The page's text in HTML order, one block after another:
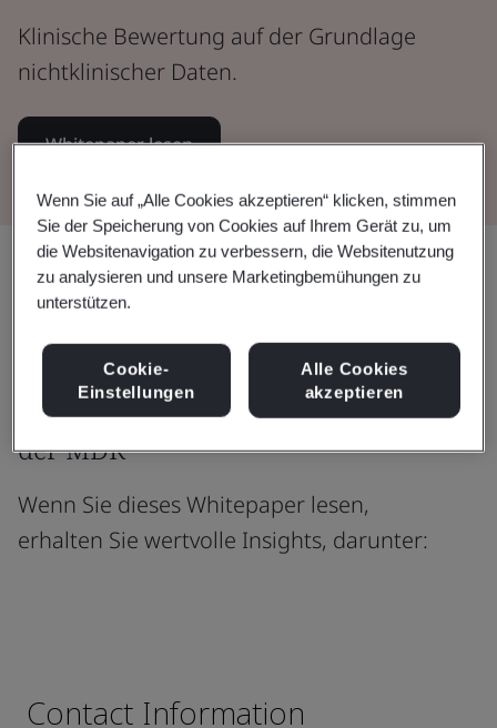
Klinische Bewertung auf der Grundlage
nichtklinischer Daten.
Whitepaper lesen
Teilen:
Erfahren Sie mehr über die
Anwendbarkeit von Artikel 61.10
der MDR
Wenn Sie dieses Whitepaper lesen,
erhalten Sie wertvolle Insights, darunter:
Wenn Sie auf „Alle Cookies akzeptieren“ klicken, stimmen
Sie der Speicherung von Cookies auf Ihrem Gerät zu, um
die Websitenavigation zu verbessern, die Websitenutzung
zu analysieren und unsere Marketingbemühungen zu
unterstützen.
Cookie-
Einstellungen
Alle Cookies
akzeptieren